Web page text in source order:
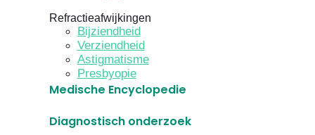
Refractieafwijkingen
Bijziendheid
Verziendheid
Astigmatisme
Presbyopie
Medische Encyclopedie
Diagnostisch onderzoek